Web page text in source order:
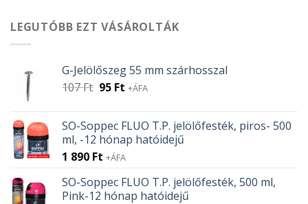
LEGUTÓBB EZT VÁSÁROLTÁK
G-Jelölőszeg 55 mm szárhosszal
107Ft Original
107 Ft.
95 FtCurrent
95 Ft.
+ÁFA
SO-Soppec FLUO T.P. jelölőfesték, piros- 500
ml, -12 hónap hatóidejű
1 890 Ft +ÁFA
SO-Soppec FLUO T.P. jelölőfesték, 500 ml,
Pink-12 hónap hatóidejű